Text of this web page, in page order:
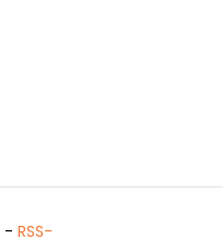
-RSS-